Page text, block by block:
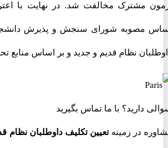
مشترک مخالفت شد. در نهایت با اعتراض
نظام قدیم و جدید و بر اساس منابع
دارید؟ با ما تماس بگیرید
در زمینهتعیین تکلیف داوطلبان نظام قدیم